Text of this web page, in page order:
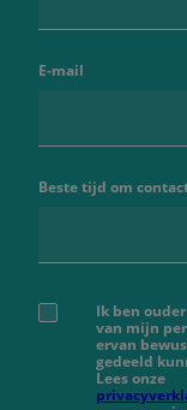
E-mail
Beste tijd om
Ik ben
van mijn
ervan
gedeeld
Lees onze